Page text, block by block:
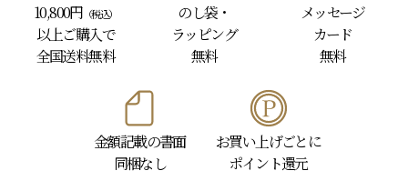
10,800円 （税込）
以上ご購入で
全国送料無料
のし袋・
ラッピング
無料
メッセージ
カード
無料
金額記載の書面
同梱なし
お買い上げごとに
ポイント還元